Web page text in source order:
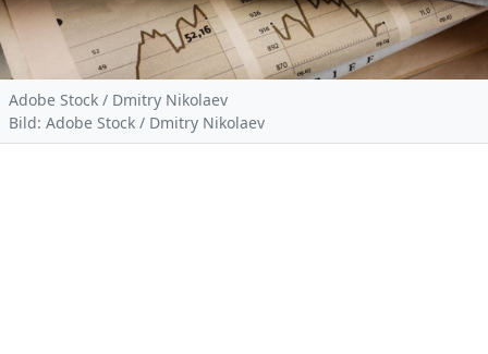
Adobe Stock / Dmitry Nikolaev
Bild: Adobe Stock / Dmitry Nikolaev